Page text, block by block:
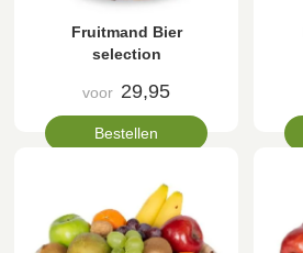
Fruitmand Bier
selection
voor 29,95
Bestellen